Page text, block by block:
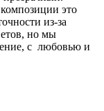
это
из-за
но мы
с любовью и